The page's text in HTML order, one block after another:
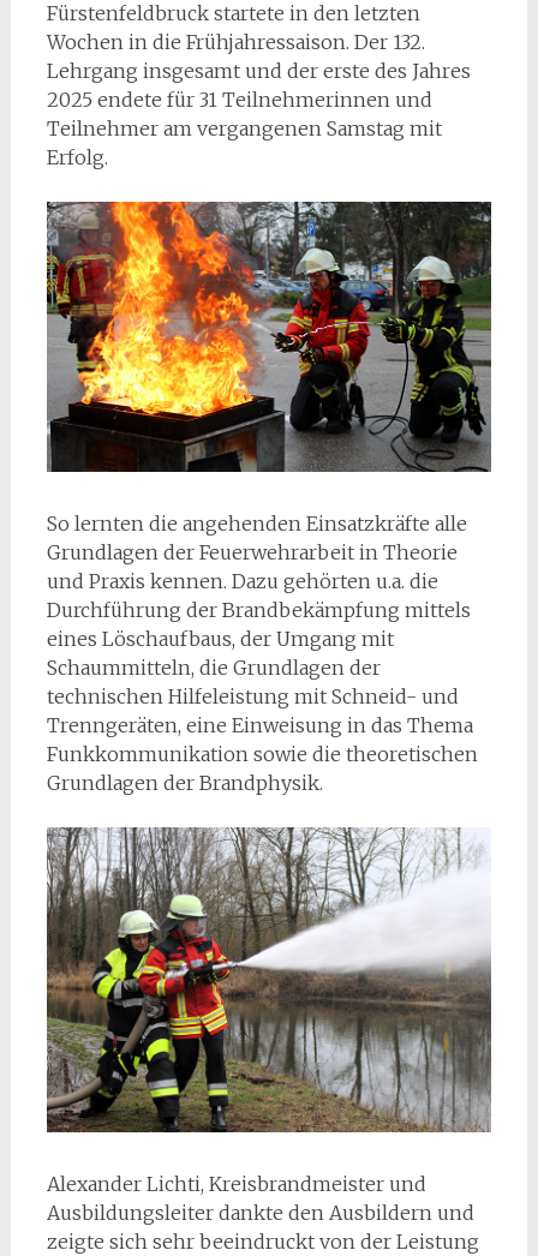
Fürstenfeldbruck startete in den letzten
Wochen in die Frühjahressaison. Der 132.
Lehrgang insgesamt und der erste des Jahres
2025 endete für 31 Teilnehmerinnen und
Teilnehmer am vergangenen Samstag mit
Erfolg.
So lernten die angehenden Einsatzkräfte alle
Grundlagen der Feuerwehrarbeit in Theorie
und Praxis kennen. Dazu gehörten u.a. die
Durchführung der Brandbekämpfung mittels
eines Löschaufbaus, der Umgang mit
Schaummitteln, die Grundlagen der
technischen Hilfeleistung mit Schneid- und
Trenngeräten, eine Einweisung in das Thema
Funkkommunikation sowie die theoretischen
Grundlagen der Brandphysik.
Alexander Lichti, Kreisbrandmeister und
Ausbildungsleiter dankte den Ausbildern und
zeigte sich sehr beeindruckt von der Leistung